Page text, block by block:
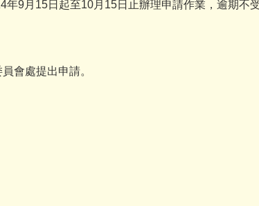
9月15日起至10月15日止辦理申請作業，逾期不受
會處提出申請。